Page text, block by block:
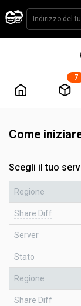
7
Come
Scegli il tuo
Regione
Share Diff
Server
Stato
Regione
Share Diff